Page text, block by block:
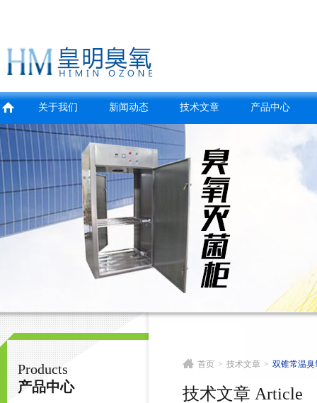
南京皇明臭氧机电设备厂
关于我们 新闻动态 技术文章 产品中心
Products
产品中心
首页 > 技术文章 > 双锥常温
技术文章 Article